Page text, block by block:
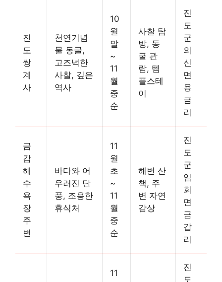
진
도
쌍
계
사
천연기념
물 동굴,
고즈넉한
사찰, 깊은
역사
10
월
말
~
11
월
중
순
사찰 탐
방, 동
굴 관
람, 템
플스테
이
진
도
군
의
신
면
용
금
리
금
갑
해
수
욕
장
주
변
바다와 어
우러진 단
풍, 조용한
휴식처
11
월
초
~
11
월
중
순
해변 산
책, 주
변 자연
감상
진
도
군
임
회
면
금
갑
리
11
진
도